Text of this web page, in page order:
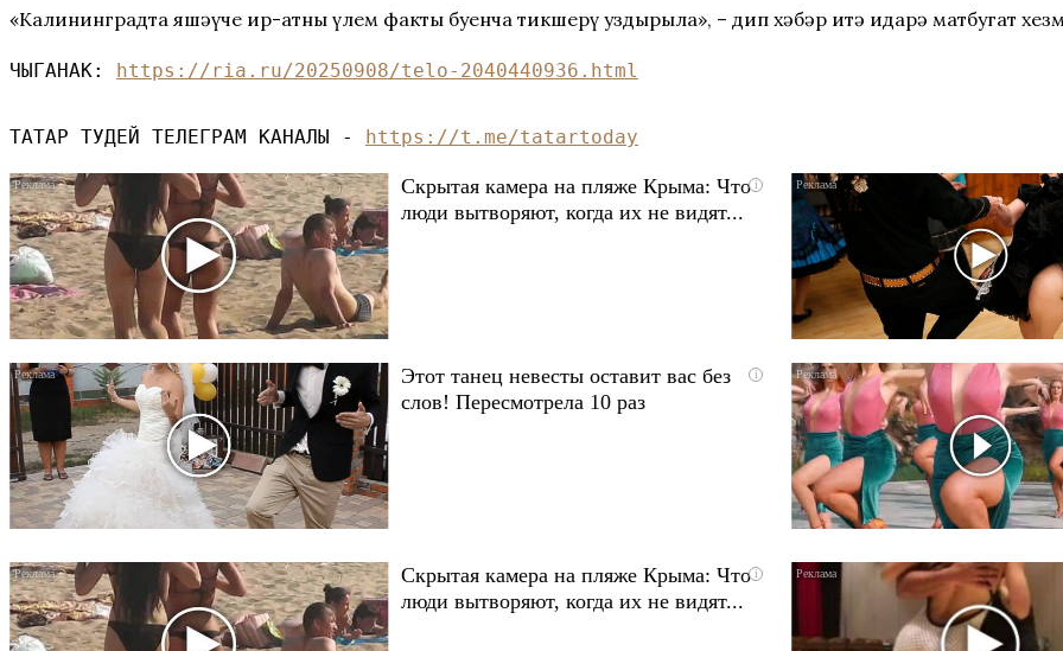
«Калининградта яшәүче ир-атның үлем факты буенча тикшерү уздырыла», – дип хәбәр итә идарә матбугат
ЧЫГАНАК: https://ria.ru/20250908/telo-2040440936.html
ТАТАР ТУДЕЙ ТЕЛЕГРАМ КАНАЛЫ - https://t.me/tatartoday
i
Скрытая камера на пляже Крыма: Что
люди вытворяют, когда их не видят...
i
Этот танец невесты оставит вас без
слов! Пересмотрела 10 раз
i
Скрытая камера на пляже Крыма: Что
люди вытворяют, когда их не видят...